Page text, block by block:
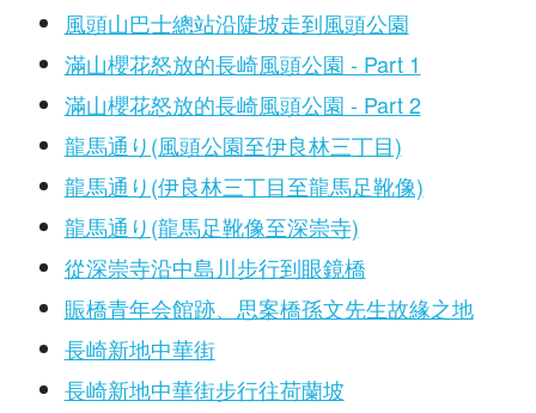
風頭山巴士總站沿陡坡走到風頭公園
滿山櫻花怒放的長崎風頭公園 - Part 1
滿山櫻花怒放的長崎風頭公園 - Part 2
龍馬通り(風頭公園至伊良林三丁目)
龍馬通り(伊良林三丁目至龍馬足靴像)
龍馬通り(龍馬足靴像至深崇寺)
從深崇寺沿中島川步行到眼鏡橋
賑橋青年会館跡、思案橋孫文先生故緣之地
長崎新地中華街
長崎新地中華街步行往荷蘭坡